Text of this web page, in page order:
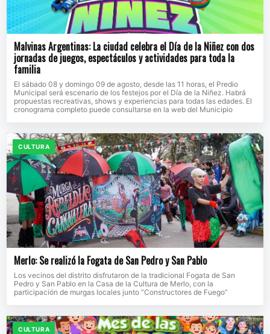
Malvinas Argentinas: La ciudad celebra el Día de la Niñez con dos
jornadas de juegos, espectáculos y actividades para toda la
familia
El sábado 08 y domingo 09 de agosto, desde las 11 horas, el Predio
Municipal será escenario de los festejos por el Día de la Niñez. Habrá
propuestas recreativas, shows y experiencias para todas las edades. El
cronograma completo puede consultarse en la web del Municipio
CULTURA
Merlo: Se realizó la Fogata de San Pedro y San Pablo
Los vecinos del distrito disfrutaron de la tradicional Fogata de San
Pedro y San Pablo en la Casa de la Cultura de Merlo, con la
participación de murgas locales junto “Constructores de Fuego”
CULTURA